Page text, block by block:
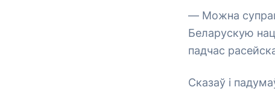
— Можна
Беларускую
падчас
Сказаў і